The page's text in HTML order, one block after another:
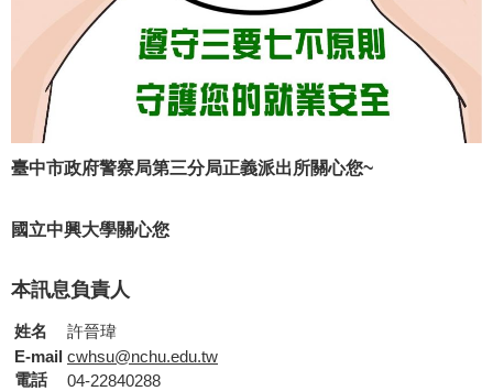
臺中市政府警察局第三分局正義派出所關心您~
國立中興大學關心您
本訊息負責人
姓名
許晉瑋
E-mail cwhsu@nchu.edu.tw
電話
04-22840288